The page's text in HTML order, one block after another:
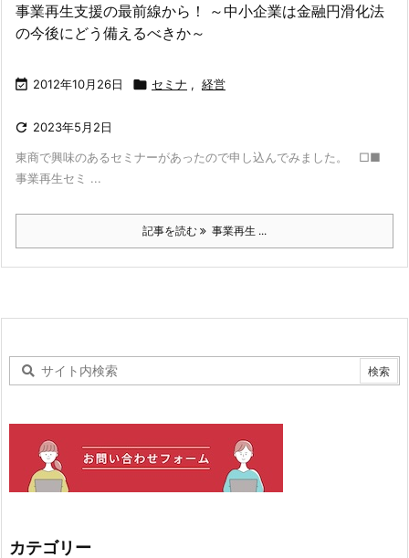
事業再生支援の最前線から！ ～中小企業は金融円滑化法
の今後にどう備えるべきか～
 2012年10月26日  セミナ , 経営
 2023年5月2日
東商で興味のあるセミナーがあったので申し込んでみました。 □■
事業再生セミ ...
記事を読む 事業再生 ...
カテゴリー